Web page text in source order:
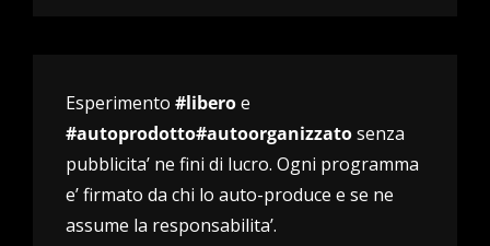
Esperimento #liberoe
#autoprodotto#autoorganizzatosenza
pubblicita’ ne fini di lucro. Ogni programma
e’ firmato da chi lo auto-produce e se ne
assume la responsabilita’.